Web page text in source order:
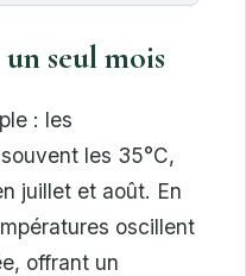
seul mois
: les
les 35°C,
juillet et août. En
oscillent
offrant un